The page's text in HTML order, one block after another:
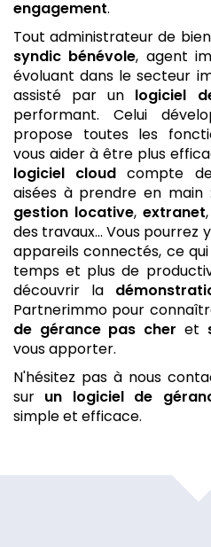
engagement.
Tout administrateur de
syndic bénévole, agent
évoluant dans le secteur
assisté par un logiciel
performant. Celui
propose toutes les
vous aider à être plus
logiciel cloud compte
aisées à prendre en main :
gestion locative,extranet
des travaux… Vous pourrez
appareils connectés, ce
temps et plus de
découvrir la
Partnerimmo pour
de gérance pas cher et
vous apporter.
N'hésitez pas à nous
sur un logiciel de
simple et efficace.